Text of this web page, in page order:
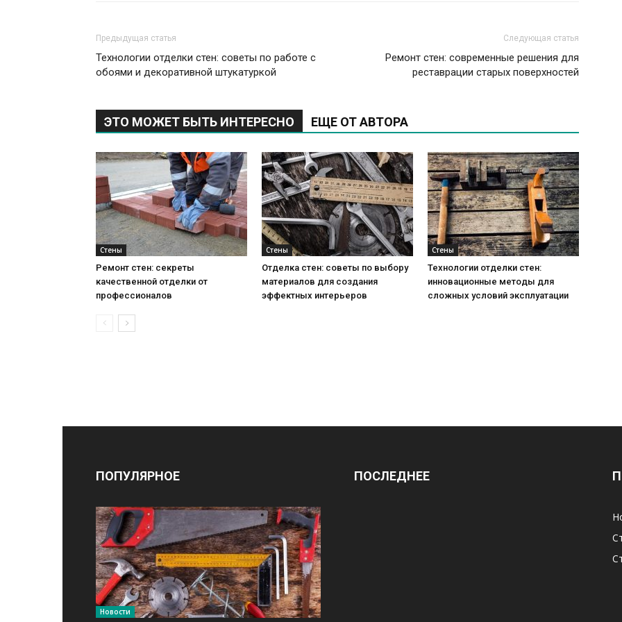
Предыдущая статья
Технологии отделки стен: советы по работе с
обоями и декоративной штукатуркой
Следующая статья
Ремонт стен: современные решения для
реставрации старых поверхностей
ЭТО МОЖЕТ БЫТЬ ИНТЕРЕСНО ЕЩЕ ОТ АВТОРА
Стены
Ремонт стен: секреты
качественной отделки от
профессионалов
Стены
Отделка стен: советы по выбору
материалов для создания
эффектных интерьеров
Стены
Технологии отделки стен:
инновационные методы для
сложных условий эксплуатации
ПОПУЛЯРНОЕ
Новости
ПОСЛЕДНЕЕ